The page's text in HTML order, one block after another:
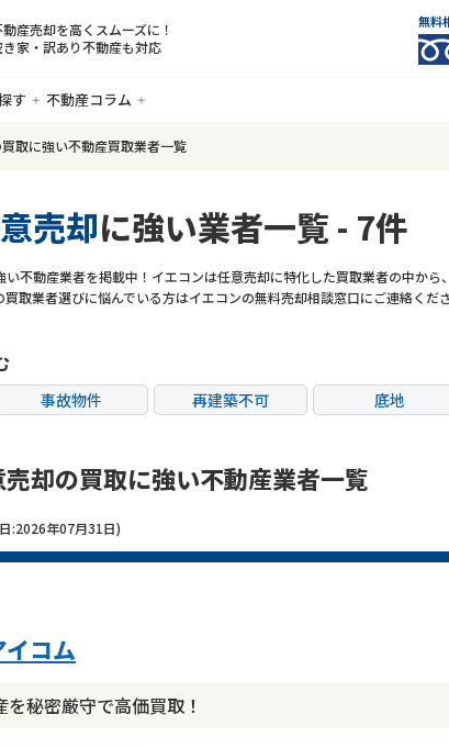
産売却を高くスムーズに！
き家・訳あり不動産も対応
す 不動産コラム
取に強い不動産買取業者一覧
売却に強い業者一覧 - 7件
不動産業者を掲載中！イエコンは任意売却に特化した買取業者の中から
取業者選びに悩んでいる方はイエコンの無料売却相談窓口にご連絡くださ
事故物件 再建築不可 底地
却の買取に強い不動産業者一覧
:2026年07月31日)
コム
秘密厳守で高価買取！